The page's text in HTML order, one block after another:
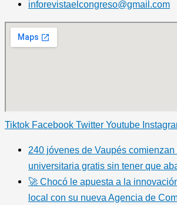
inforevistaelcongreso@gmail.com
Tiktok Facebook Twitter Youtube
240 jóvenes de Vaupés comienzan
universitaria gratis sin tener que
🚀 Chocó le apuesta a la
local con su nueva Agencia de